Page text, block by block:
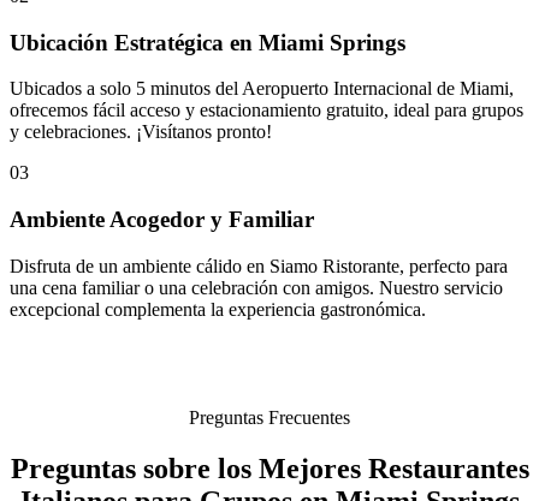
Ubicación Estratégica en Miami Springs
Ubicados a solo 5 minutos del Aeropuerto Internacional de Miami,
ofrecemos fácil acceso y estacionamiento gratuito, ideal para grupos
y celebraciones. ¡Visítanos pronto!
03
Ambiente Acogedor y Familiar
Disfruta de un ambiente cálido en Siamo Ristorante, perfecto para
una cena familiar o una celebración con amigos. Nuestro servicio
excepcional complementa la experiencia gastronómica.
Preguntas Frecuentes
Preguntas sobre los Mejores Restaurantes